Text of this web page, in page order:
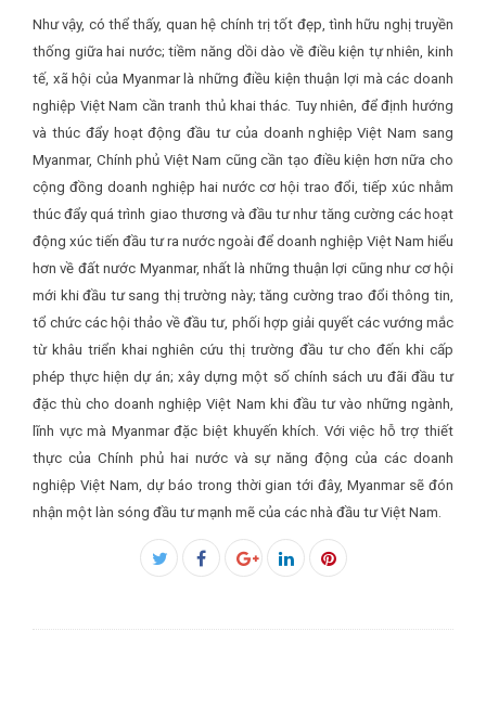
Như vậy, có thể thấy, quan hệ chính trị tốt đẹp, tình hữu nghị truyền
thống giữa hai nước; tiềm năng dồi dào về điều kiện tự nhiên, kinh
tế, xã hội của Myanmar là những điều kiện thuận lợi mà các doanh
nghiệp Việt Nam cần tranh thủ khai thác. Tuy nhiên, để định hướng
và thúc đẩy hoạt động đầu tư của doanh nghiệp Việt Nam sang
Myanmar, Chính phủ Việt Nam cũng cần tạo điều kiện hơn nữa cho
cộng đồng doanh nghiệp hai nước cơ hội trao đổi, tiếp xúc nhằm
thúc đẩy quá trình giao thương và đầu tư như tăng cường các hoạt
động xúc tiến đầu tư ra nước ngoài để doanh nghiệp Việt Nam hiểu
hơn về đất nước Myanmar, nhất là những thuận lợi cũng như cơ hội
mới khi đầu tư sang thị trường này; tăng cường trao đổi thông tin,
tổ chức các hội thảo về đầu tư, phối hợp giải quyết các vướng mắc
từ khâu triển khai nghiên cứu thị trường đầu tư cho đến khi cấp
phép thực hiện dự án; xây dựng một số chính sách ưu đãi đầu tư
đặc thù cho doanh nghiệp Việt Nam khi đầu tư vào những ngành,
lĩnh vực mà Myanmar đặc biệt khuyến khích. Với việc hỗ trợ thiết
thực của Chính phủ hai nước và sự năng động của các doanh
nghiệp Việt Nam, dự báo trong thời gian tới đây, Myanmar sẽ đón
nhận một làn sóng đầu tư mạnh mẽ của các nhà đầu tư Việt Nam.
Facebook